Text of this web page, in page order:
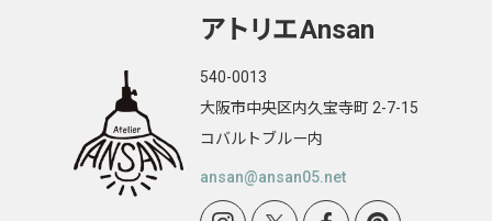
アトリエAnsan
540-0013
大阪市中央区内久宝寺町 2-7-15
コバルトブルー内
ansan@ansan05.net